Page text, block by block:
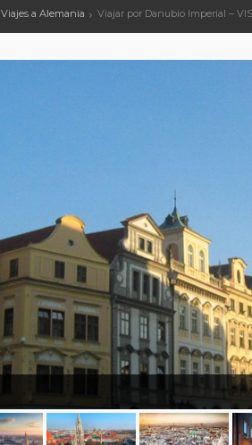
Viajes a Alemania Viajar por Danubio Imperial –